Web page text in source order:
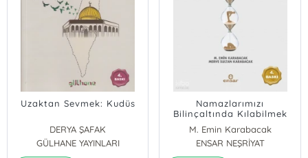
Uzaktan Sevmek: Kudüs
DERYA ŞAFAK
GÜLHANE YAYINLARI
Namazlarımızı
Bilinçaltında Kılabilmek
M. Emin Karabacak
ENSAR NEŞRİYAT